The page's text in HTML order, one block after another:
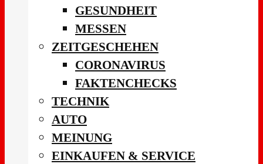
GESUNDHEIT
MESSEN
ZEITGESCHEHEN
CORONAVIRUS
FAKTENCHECKS
TECHNIK
AUTO
MEINUNG
EINKAUFEN & SERVICE